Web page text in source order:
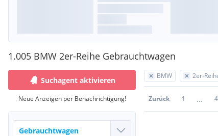
1.005 BMW 2er-Reihe Gebrauchtwagen
BMW 2er-
Zurück 1 ... 4
Suchagent aktivieren
Neue Anzeigen per Benachrichtigung!